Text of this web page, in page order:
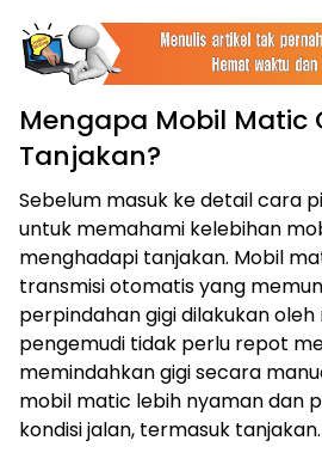
Mengapa Mobil Matic
Tanjakan?
Sebelum masuk ke detail cara
untuk memahami kelebihan
menghadapi tanjakan. Mobil
transmisi otomatis yang
perpindahan gigi dilakukan oleh
pengemudi tidak perlu repot
memindahkan gigi secara
mobil matic lebih nyaman dan
kondisi jalan, termasuk tanjakan.